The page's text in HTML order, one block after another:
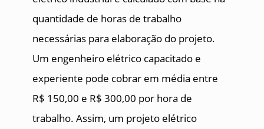
quantidade de horas de trabalho
necessárias para elaboração do projeto.
Um engenheiro elétrico capacitado e
experiente pode cobrar em média entre
R$ 150,00 e R$ 300,00 por hora de
trabalho. Assim, um projeto elétrico